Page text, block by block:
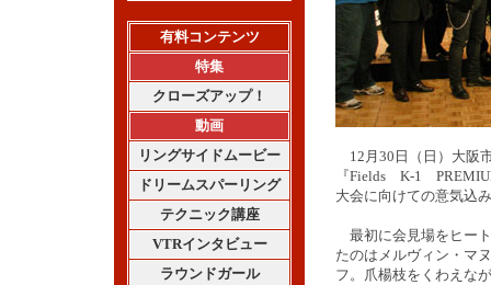
有料コンテンツ
特集
クローズアップ！
動画
リングサイドムービー
ドリームスパーリング
テクニック講座
VTRインタビュー
ラウンドガール
12月30日（日）大阪
『Fields K-1
大会に向けての意気込
最初に会見場をヒー
たのはメルヴィン・マ
フ。爪楊枝をくわえな